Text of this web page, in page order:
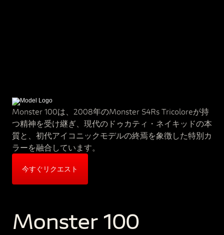
Monster 100は、2008年のMonster S4Rs Tricoloreが持
つ精神を受け継ぎ、現代のドゥカティ・ネイキッドの本
質と、初代アイコニックモデルの終焉を象徴した特別カ
ラーを融合しています。
今すぐリクエスト
Monster 100